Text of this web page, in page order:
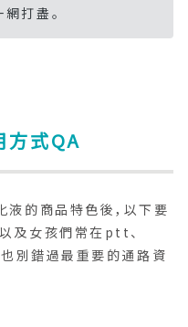
打盡。
方式QA
的商品特色後，以下要
及女孩們常在ptt、
別錯過最重要的通路資